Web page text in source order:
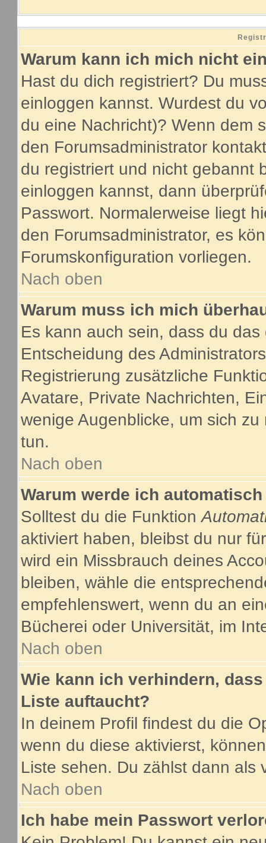
Warum kann ich mich nicht
Hast du dich registriert? Du
einloggen kannst. Wurdest du
du eine Nachricht)? Wenn dem
den Forumsadministrator
du registriert und nicht gebannt
einloggen kannst, dann
Passwort. Normalerweise liegt
den Forumsadministrator, es
Forumskonfiguration vorliegen.
Nach oben
Warum muss ich mich
Es kann auch sein, dass du
Entscheidung des
Registrierung zusätzliche
Avatare, Private Nachrichten,
wenige Augenblicke, um sich
tun.
Nach oben
Warum werde ich
Solltest du die Funktion
aktiviert haben, bleibst du nur
wird ein Missbrauch deines
bleiben, wähle die
empfehlenswert, wenn du an
Bücherei oder Universität, im
Nach oben
Wie kann ich verhindern,
Liste auftaucht?
In deinem Profil findest du die
wenn du diese aktivierst,
Liste sehen. Du zählst dann als
Nach oben
Ich habe mein Passwort